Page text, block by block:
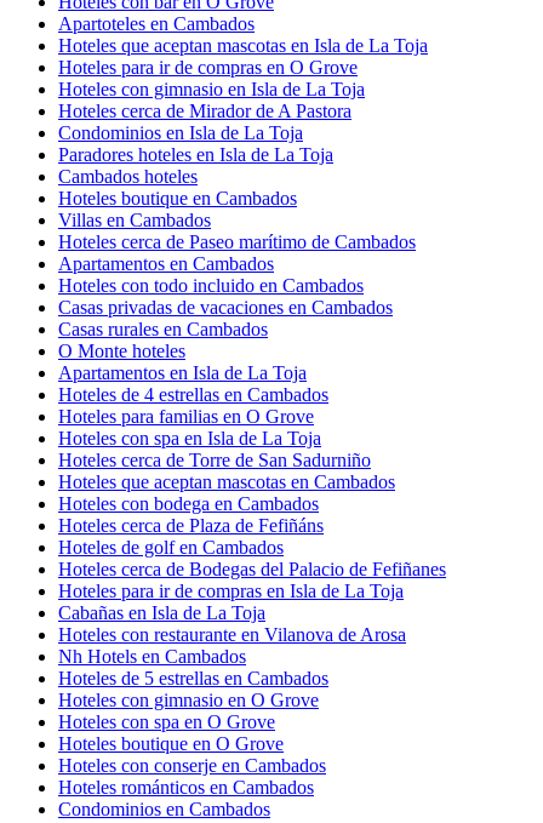
Apartoteles en Cambados
Hoteles que aceptan mascotas en Isla de La Toja
Hoteles para ir de compras en O Grove
Hoteles con gimnasio en Isla de La Toja
Hoteles cerca de Mirador de A Pastora
Condominios en Isla de La Toja
Paradores hoteles en Isla de La Toja
Cambados hoteles
Hoteles boutique en Cambados
Villas en Cambados
Hoteles cerca de Paseo marítimo de Cambados
Apartamentos en Cambados
Hoteles con todo incluido en Cambados
Casas privadas de vacaciones en Cambados
Casas rurales en Cambados
O Monte hoteles
Apartamentos en Isla de La Toja
Hoteles de 4 estrellas en Cambados
Hoteles para familias en O Grove
Hoteles con spa en Isla de La Toja
Hoteles cerca de Torre de San Sadurniño
Hoteles que aceptan mascotas en Cambados
Hoteles con bodega en Cambados
Hoteles cerca de Plaza de Fefiñáns
Hoteles de golf en Cambados
Hoteles cerca de Bodegas del Palacio de Fefiñanes
Hoteles para ir de compras en Isla de La Toja
Cabañas en Isla de La Toja
Hoteles con restaurante en Vilanova de Arosa
Nh Hotels en Cambados
Hoteles de 5 estrellas en Cambados
Hoteles con gimnasio en O Grove
Hoteles con spa en O Grove
Hoteles boutique en O Grove
Hoteles con conserje en Cambados
Hoteles románticos en Cambados
Condominios en Cambados